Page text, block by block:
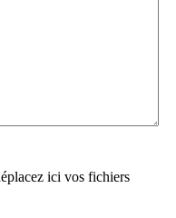
ici vos fichiers